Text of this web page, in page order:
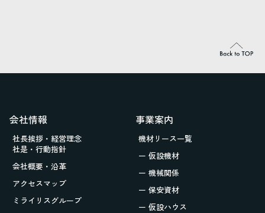
会社情報
社長挨拶・経営理念
社是・行動指針
会社概要・沿革
アクセスマップ
ミライリスグループ
事業案内
機材リース一覧
ー 仮設機材
ー 機械関係
ー 保安資材
ー 仮設ハウス